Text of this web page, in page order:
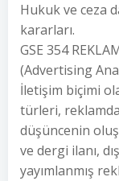
Hukuk ve ceza
kararları.
GSE 354
(Advertising
İletişim biçimi
türleri, reklamda
düşüncenin
ve dergi ilanı,
yayımlanmış